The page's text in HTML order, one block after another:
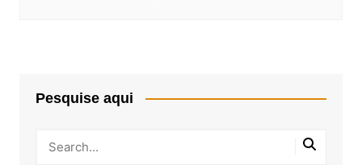
Pesquise aqui